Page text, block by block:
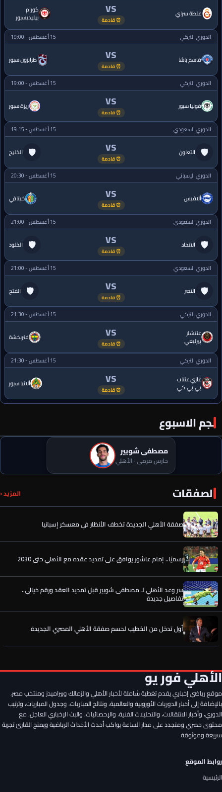
غلطة سراي VS
⏰ قادمة
كورام
بيليديسبور
الدوري التركي
15 أغسطس - 19:00
قاسم باشا VS
⏰ قادمة
طرابزون سبور
الدوري التركي 15 أغسطس - 19:00
قونيا سبور VS
⏰ قادمة
ريزة سبور
الدوري السعودي 15 أغسطس - 19:15
🛡 التعاون VS
⏰ قادمة
الخليج 🛡
الدوري الإسباني 15 أغسطس - 20:30
ألافيس VS
⏰ قادمة
خيتافي
الدوري السعودي 15 أغسطس - 21:00
🛡 الاتحاد VS
⏰ قادمة
الخلود 🛡
الدوري السعودي 15 أغسطس - 21:00
🛡 النصر VS
⏰ قادمة
الفتح 🛡
الدوري التركي
15 أغسطس - 21:30
غنتشلر
بيرليغي
VS
⏰ قادمة
فنربخشة
الدوري التركي
15 أغسطس - 21:30
غازي عنتاب
بي.بي.كي.
VS
⏰ قادمة
ألانيا سبور
نجم الاسبوع
مصطفى شوبير
حارس مرمى · الأهلي
الصفقات المزيد ‹ مقارنته مع حامد عبد الله
صفقة الأهلي الجديدة تخطف الأنظار في معسكر إسبانيا
رسميًا.. إمام عاشور يوافق على تمديد عقده مع الأهلي حتى 2030
سر وعد الأهلي لـ مصطفى شوبير قبل تمديد العقد ورقم خيالي..
تفاصيل جديدة
أول تدخل من الخطيب لحسم صفقة الأهلي المصري الجديدة
سر قرار الحسين عموتة في صفقة محمود صلاح حاوي المحلة بعد
مقارنته مع حامد عبد الله
صفقة الأهلي الجديدة تخطف الأنظار في معسكر إسبانيا
الأهلي فور يو
موقع رياضي إخباري يقدم تغطية شاملة لأخبار الأهلي والزمالك وبيراميدز ومنتخب مصر،
بالإضافة إلى أخبار الدوريات الأوروبية والعالمية، ونتائج المباريات، وجدول المباريات، وترتيب
الدوري، وأخبار الانتقالات، والتحليلات الفنية، والإحصائيات، والبث الإخباري العاجل، مع
محتوى حصري ومتجدد على مدار الساعة يواكب أحدث الأحداث الرياضية ويمنح القارئ تجربة
سريعة وموثوقة.
روابط الموقع
الرئيسية